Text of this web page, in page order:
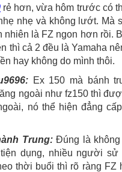
rẻ hơn, vừa hôm trước có
nhẹ và không lướt. Mà
nhiên là FZ ngon hơn rồi.
thì cả 2 đều là Yamaha
hay không do mình thôi.
Ex 150 mà bánh
ngoài như fz150 thì
nó thể hiện đẳng
Trung:Đúng là không
dụng, nhiều người
thời buổi thì rõ ràng FZ